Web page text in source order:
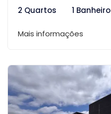
2 Quartos
1 Banheiro
Mais informações